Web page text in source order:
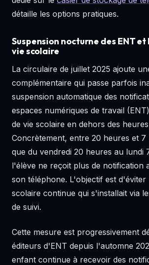
détaille les options pratiques.
Suspension nocturne des ENT
vie scolaire
La circulaire de juillet 2025 ajoute
complémentaire qui passe parfois
suspension automatique des
espaces numériques de travail
de vie scolaire en dehors des
Concrètement, entre 20 heures et 7
que du vendredi 20 heures au lundi
l'élève ne reçoit plus de notification
son téléphone. L'objectif est d'éviter
scolaire continue qui s'installait via
de suivi.
Cette mesure est progressivement
éditeurs d'ENT depuis l'automne
enfant continue à recevoir des